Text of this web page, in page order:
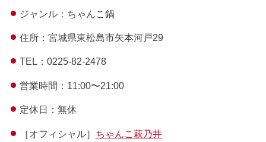
ジャンル：ちゃんこ鍋
住所：宮城県東松島市矢本河戸29
TEL：0225-82-2478
営業時間：11:00〜21:00
定休日：無休
［オフィシャル］ ちゃんこ萩乃井